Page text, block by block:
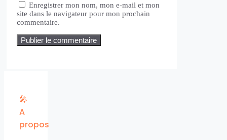
Enregistrer mon nom, mon e-mail et mon
site dans le navigateur pour mon prochain
commentaire.
🎤
A
propos